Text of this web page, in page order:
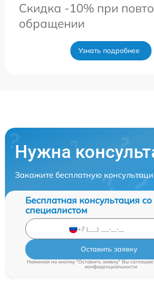
Скидка -10% при
обращении
Узнать подробнее
Нужна
Закажите бесплатную
Бесплатная консультация со
специалистом
Оставить заявку
Нажимая на кнопку "Оставить заявку" Вы
конфиденциальности